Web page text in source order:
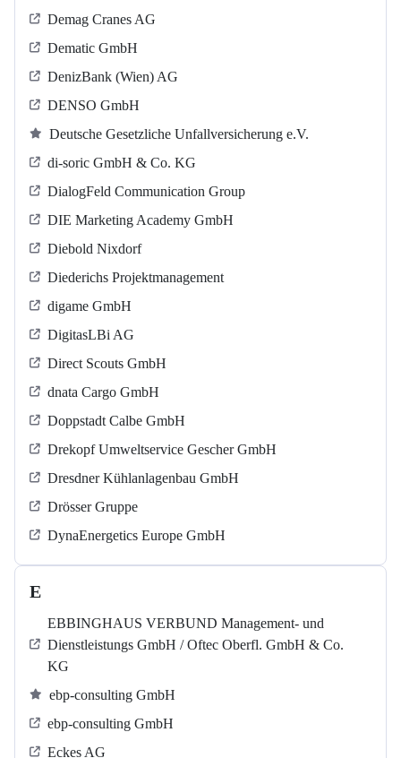
Demag Cranes AG
Dematic GmbH
DenizBank (Wien) AG
DENSO GmbH
Deutsche Gesetzliche Unfallversicherung e.V.
di-soric GmbH & Co. KG
DialogFeld Communication Group
DIE Marketing Academy GmbH
Diebold Nixdorf
Diederichs Projektmanagement
digame GmbH
DigitasLBi AG
Direct Scouts GmbH
dnata Cargo GmbH
Doppstadt Calbe GmbH
Drekopf Umweltservice Gescher GmbH
Dresdner Kühlanlagenbau GmbH
Drösser Gruppe
DynaEnergetics Europe GmbH
E
EBBINGHAUS VERBUND Management- und
Dienstleistungs GmbH / Oftec Oberfl. GmbH & Co.
KG
ebp-consulting GmbH
ebp-consulting GmbH
Eckes AG